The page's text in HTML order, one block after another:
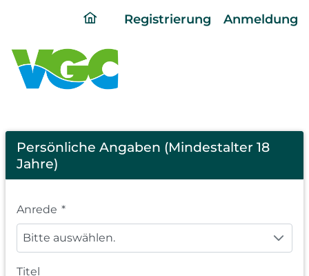
ding
page
Registrierung Anmeldung
Registration
Persönliche Angaben (Mindestalter 18
Jahre)
Anrede *
Bitte auswählen.
Titel